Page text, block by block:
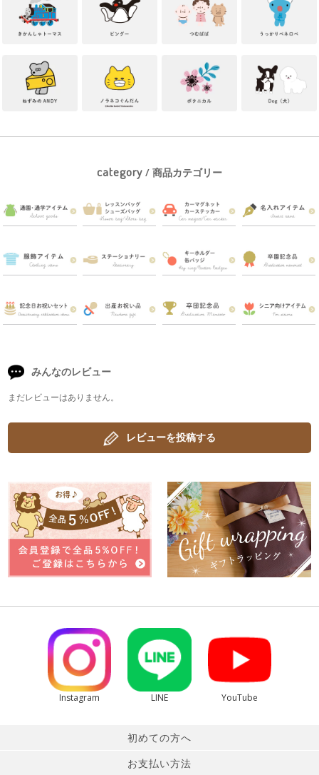
category / 商品カテゴリー
みんなのレビュー
まだレビューはありません。
レビューを投稿する
Instagram LINE YouTube
初めての方へ
お支払い方法